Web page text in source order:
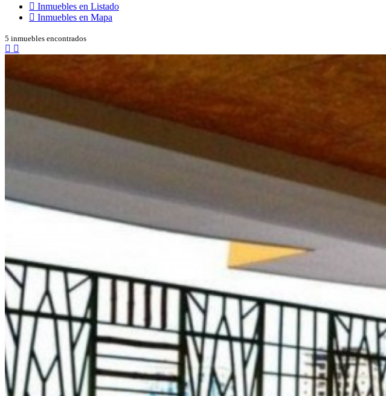
Inmuebles en Listado
Inmuebles en Mapa
5 inmuebles encontrados